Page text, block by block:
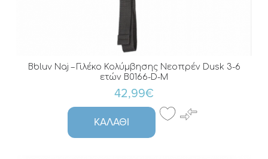
Bbluv Naj – Γιλέκο Κολύμβησης Νεοπρέν Dusk 3-6
ετών B0166-D-M
42,99€
ΚΑΛΆΘΙ